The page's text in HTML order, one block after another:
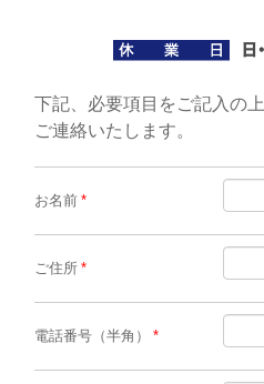
下記、必要項目をご記入の
ご連絡いたします。
お名前 *
ご住所 *
電話番号（半角） *